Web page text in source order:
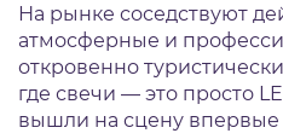
На рынке соседствуют
атмосферные и
откровенно
где свечи — это просто
вышли на сцену впервые